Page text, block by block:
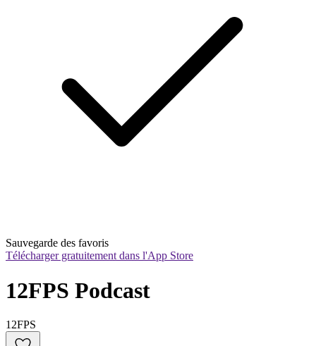
Sauvegarde des favoris
Télécharger gratuitement dans l'App Store
12FPS Podcast
12FPS